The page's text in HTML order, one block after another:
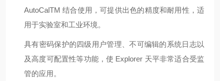
AutoCalTM 结合使用，可提供出色的精度和耐用性，适
用于实验室和工业环境。
具有密码保护的四级用户管理、不可编辑的系统日志以
及高度可配置性等功能，使 Explorer 天平非常适合受监
管的应用。